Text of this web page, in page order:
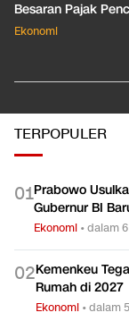
Besaran Pajak
Ekonomi
TERPOPULER
01Prabowo
Gubernur BI
Ekonomi •dalam
02Kemenkeu
Rumah di 2027
Ekonomi •dalam